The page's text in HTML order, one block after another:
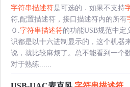
字符串描述符是可选的．如果不支持
符,配置描述符，接口描述符内的所有
０.字符串描述符的功能USB规范中定
识都是以十六进制显示的，这个机器
说，就比较麻烦了。总不能看到一个
对于熟练......